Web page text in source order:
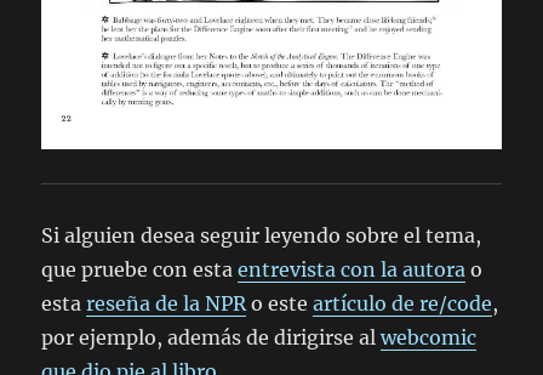
Si alguien desea seguir leyendo sobre el tema,
que pruebe con estaentrevista con la autora o
estareseña de la NPR o esteartículo de re/code,
por ejemplo, además de dirigirse alwebcomic